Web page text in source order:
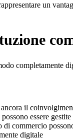
un
completamente
il
essere
commercio
digitale